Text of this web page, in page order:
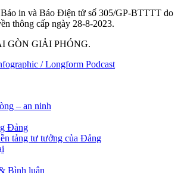
in và Báo Điện tử số 305/GP-BTTTT do
thông cấp ngày 28-8-2023.
GÒN GIẢI PHÓNG.
/ Longform Podcast
– an ninh
Đảng
tảng tư tưởng của Đảng
Bình luận